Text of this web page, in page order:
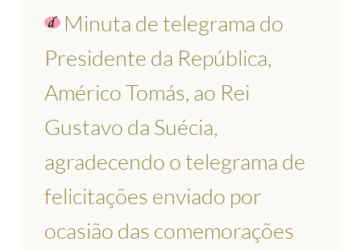
Minuta de telegrama do
Presidente da República,
Américo Tomás, ao Rei
Gustavo da Suécia,
agradecendo o telegrama de
felicitações enviado por
ocasião das comemorações